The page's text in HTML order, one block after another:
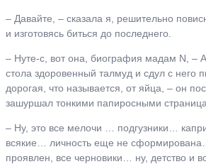
– Давайте, – сказала я, решительно
и изготовясь биться до последнего.
– Нуте-с, вот она, биография мадам N, –
стола здоровенный талмуд и сдул с него
дорогая, что называется, от яйца, – он
зашуршал тонкими папиросными
– Ну, это все мелочи … подгузники…
всякие… личность еще не
проявлен, все черновики… ну, детство и